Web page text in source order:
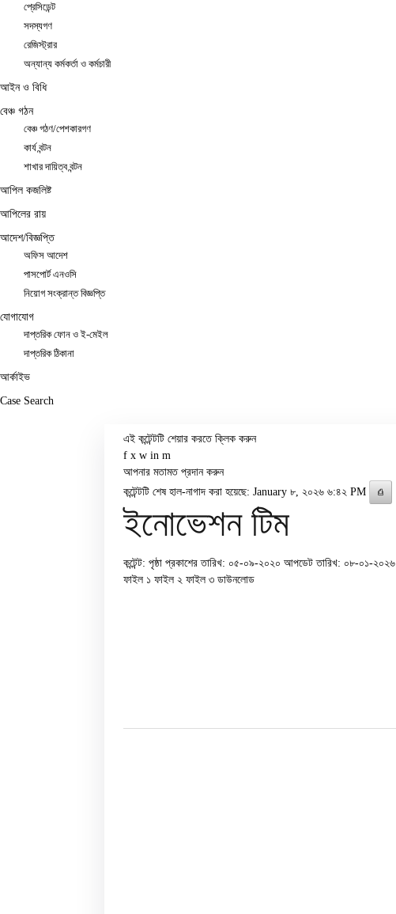
প্রেসিডেন্ট
সদস্যগণ
রেজিস্ট্রার
অন্যান্য কর্মকর্তা ও কর্মচারী
আইন ও বিধি
বেঞ্চ গঠন
বেঞ্চ গঠণ/পেশকারগণ
কার্য বন্টন
শাখার দায়িত্ব বন্টন
আপিল কজলিষ্ট
আপিলের রায়
আদেশ/বিজ্ঞপ্তি
অফিস আদেশ
পাসপোর্ট এনওসি
নিয়োগ সংক্রান্ত বিজ্ঞপ্তি
যোগাযোগ
দাপ্তরিক ফোন ও ই-মেইল
দাপ্তরিক ঠিকানা
আর্কাইভ
Case Search
এই কন্টেন্টটি শেয়ার করতে ক্লিক করুন
f x w in m
আপনার মতামত প্রদান করুন
কন্টেন্টটি শেষ হাল-নাগাদ করা হয়েছে: January ৮, ২০২৬ ৬:৪২ PM
⎙
ইনোভেশন টিম
কন্টেন্ট: পৃষ্ঠা প্রকাশের তারিখ: ০৫-০৯-২০২০ আপডেট তারিখ: ০৮-০১-২০২৬
ফাইল ১ ফাইল ২ ফাইল ৩ ডাউনলোড